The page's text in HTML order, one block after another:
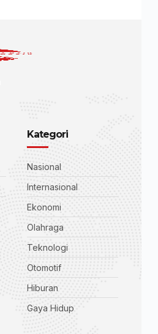
Kategori
Nasional
Internasional
Ekonomi
Olahraga
Teknologi
Otomotif
Hiburan
Gaya Hidup